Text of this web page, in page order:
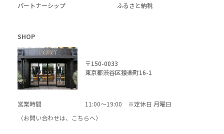
パートナーシップ
ふるさと納税
SHOP
〒150-0033
東京都渋谷区猿楽町16-1
営業時間
11:00～19:00 ※定休日 月曜日
〈お問い合わせは、
こちらへ〉